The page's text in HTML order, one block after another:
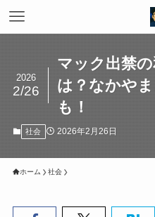
マック出禁
は？なかや
も！
2026
2/26
社会 2026年2月26日
ホーム 社会